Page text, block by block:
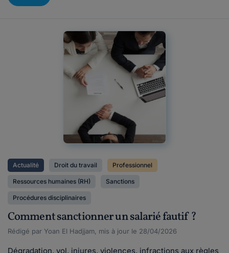
Actualité Droit du travail Professionnel
Ressources humaines (RH) Sanctions
Procédures disciplinaires
Comment sanctionner un salarié fautif ?
Rédigé par Yoan El Hadjjam, mis à jour le 28/04/2026
Dégradation, vol, injures, violences, infractions aux règles